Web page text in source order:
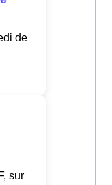
de
sur